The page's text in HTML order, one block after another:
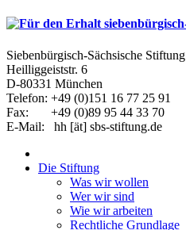
Siebenbürgisch-Sächsische Stiftung
Heilliggeiststr. 6
D-80331 München
Telefon: +49 (0)151 16 77 25 91
Fax: +49 (0)89 95 44 33 70
E-Mail: hh [ät] sbs-stiftung.de
Die Stiftung
Was wir wollen
Wer wir sind
Wie wir arbeiten
Rechtliche Grundlage